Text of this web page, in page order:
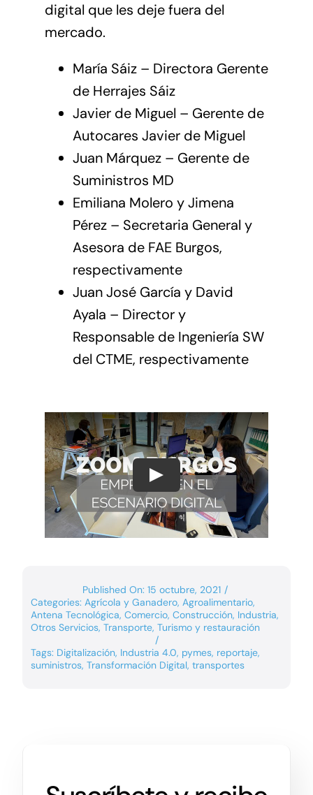
digital que les deje fuera del
mercado.
María Sáiz – Directora Gerente
de Herrajes Sáiz
Javier de Miguel – Gerente de
Autocares Javier de Miguel
Juan Márquez – Gerente de
Suministros MD
Emiliana Molero y Jimena
Pérez – Secretaria General y
Asesora de FAE Burgos,
respectivamente
Juan José García y David
Ayala – Director y
Responsable de Ingeniería SW
del CTME, respectivamente
Published On: 15 octubre, 2021 /
Categories: Agrícola y Ganadero, Agroalimentario,
Antena Tecnológica, Comercio, Construcción, Industria,
Otros Servicios, Transporte, Turismo y restauración
/
Tags: Digitalización, Industria 4.0, pymes, reportaje,
suministros, Transformación Digital, transportes